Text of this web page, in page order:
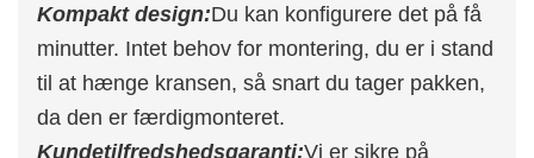
Kompakt design:Du kan konfigurere det på få
minutter. Intet behov for montering, du er i stand
til at hænge kransen, så snart du tager pakken,
da den er færdigmonteret.
Kundetilfredshedsgaranti:Vi er sikre på